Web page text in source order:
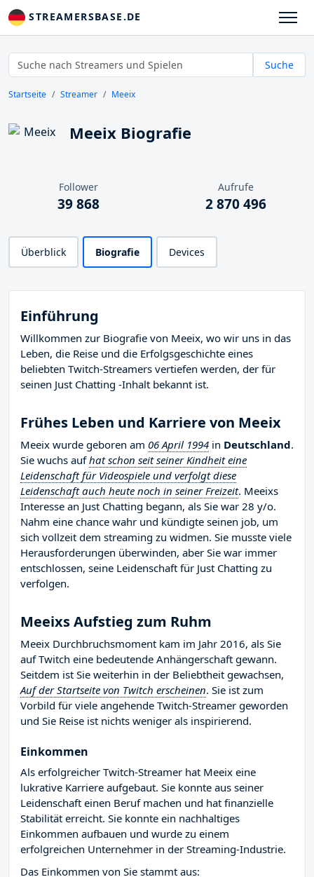
STREAMERSBASE.DE
Suche
Startseite Streamer Meeix
Meeix Biografie
Follower
39 868
Aufrufe
2 870 496
Überblick Biografie Devices
Einführung
Willkommen zur Biografie von Meeix, wo wir uns in das
Leben, die Reise und die Erfolgsgeschichte eines
beliebten Twitch-Streamers vertiefen werden, der für
seinen Just Chatting -Inhalt bekannt ist.
Frühes Leben und Karriere von Meeix
Meeix wurde geboren am 06 April 1994 in Deutschland.
Sie wuchs aufhat schon seit seiner Kindheit eine
Leidenschaft für Videospiele und verfolgt diese
Leidenschaft auch heute noch in seiner Freizeit. Meeixs
Interesse an Just Chatting begann, als Sie war 28 y/o.
Nahm eine chance wahr und kündigte seinen job, um
sich vollzeit dem streaming zu widmen. Sie musste viele
Herausforderungen überwinden, aber Sie war immer
entschlossen, seine Leidenschaft für Just Chatting zu
verfolgen.
Meeixs Aufstieg zum Ruhm
Meeix Durchbruchsmoment kam im Jahr 2016, als Sie
auf Twitch eine bedeutende Anhängerschaft gewann.
Seitdem ist Sie weiterhin in der Beliebtheit gewachsen,
Auf der Startseite von Twitch erscheinen. Sie ist zum
Vorbild für viele angehende Twitch-Streamer geworden
und Sie Reise ist nichts weniger als inspirierend.
Einkommen
Als erfolgreicher Twitch-Streamer hat Meeix eine
lukrative Karriere aufgebaut. Sie konnte aus seiner
Leidenschaft einen Beruf machen und hat finanzielle
Stabilität erreicht. Sie konnte ein nachhaltiges
Einkommen aufbauen und wurde zu einem
erfolgreichen Unternehmer in der Streaming-Industrie.
Das Einkommen von Sie stammt aus: